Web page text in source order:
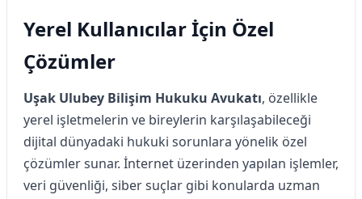
Yerel Kullanıcılar İçin Özel
Çözümler
Uşak Ulubey Bilişim Hukuku Avukatı, özellikle
yerel işletmelerin ve bireylerin karşılaşabileceği
dijital dünyadaki hukuki sorunlara yönelik özel
çözümler sunar. İnternet üzerinden yapılan işlemler,
veri güvenliği, siber suçlar gibi konularda uzman